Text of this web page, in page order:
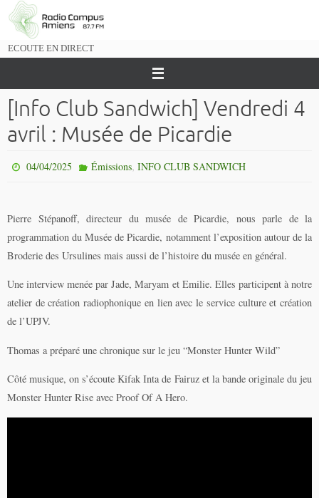
Passer
vers
ECOUTE EN DIRECT
[Info Club Sandwich] Vendredi 4
avril : Musée de Picardie
04/04/2025 Émissions, INFO CLUB SANDWICH
Pierre Stépanoff, directeur du musée de Picardie, nous parle de la
programmation du Musée de Picardie, notamment l’exposition autour de la
Broderie des Ursulines mais aussi de l’histoire du musée en général.
Une interview menée par Jade, Maryam et Emilie. Elles participent à notre
atelier de création radiophonique en lien avec le service culture et création
de l’UPJV.
Thomas a préparé une chronique sur le jeu “Monster Hunter Wild”
Côté musique, on s’écoute Kifak Inta de Fairuz et la bande originale du jeu
Monster Hunter Rise avec Proof Of A Hero.